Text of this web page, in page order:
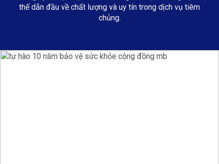
thế dẫn đầu về chất lượng và uy tín trong dịch vụ tiêm
chủng.